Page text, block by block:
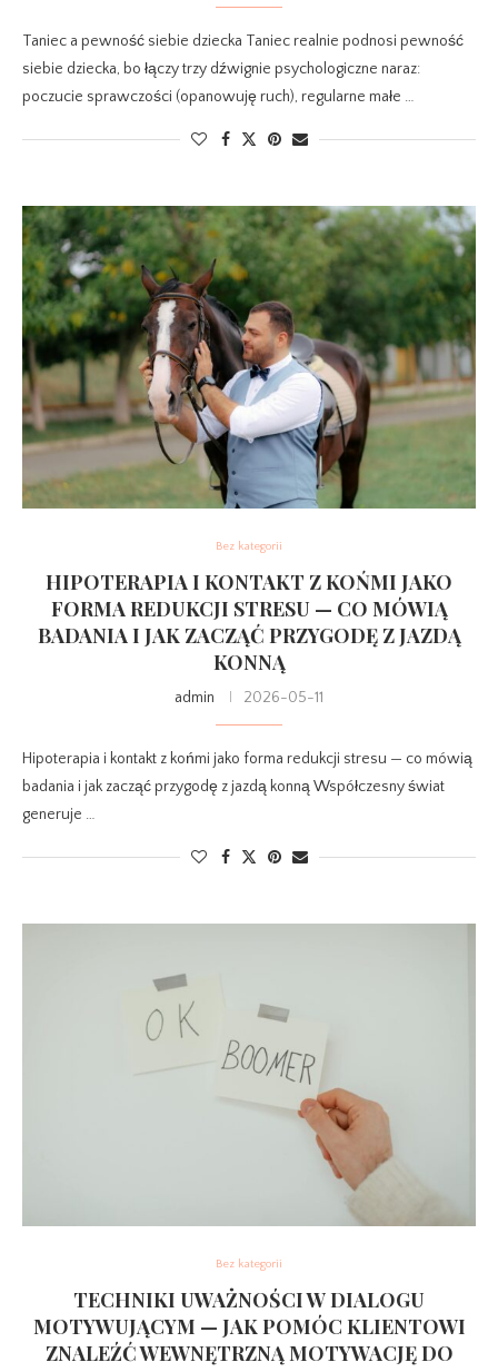
Taniec a pewność siebie dziecka Taniec realnie podnosi pewność
siebie dziecka, bo łączy trzy dźwignie psychologiczne naraz:
poczucie sprawczości (opanowuję ruch), regularne małe …
Bez kategorii
HIPOTERAPIA I KONTAKT Z KOŃMI JAKO
FORMA REDUKCJI STRESU — CO MÓWIĄ
BADANIA I JAK ZACZĄĆ PRZYGODĘ Z JAZDĄ
KONNĄ
admin 2026-05-11
Hipoterapia i kontakt z końmi jako forma redukcji stresu — co mówią
badania i jak zacząć przygodę z jazdą konną Współczesny świat
generuje …
Bez kategorii
TECHNIKI UWAŻNOŚCI W DIALOGU
MOTYWUJĄCYM — JAK POMÓC KLIENTOWI
ZNALEŹĆ WEWNĘTRZNĄ MOTYWACJĘ DO